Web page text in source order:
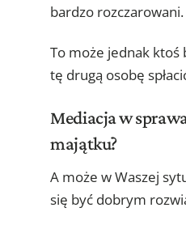
bardzo rozczarowani.
To może jednak ktoś
tę drugą osobę
Mediacja w
majątku?
A może w Waszej
się być dobrym